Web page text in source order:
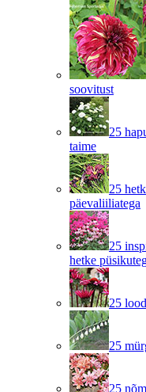
soovitust
25
taime
25
päevaliiliatega
25
hetke
25
25
25